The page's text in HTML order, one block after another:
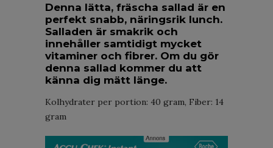
Denna lätta, fräscha sallad är en
perfekt snabb, näringsrik lunch.
Salladen är smakrik och
innehåller samtidigt mycket
vitaminer och fibrer. Om du gör
denna sallad kommer du att
känna dig mätt länge.
Kolhydrater per portion: 40 gram, Fiber: 14
gram